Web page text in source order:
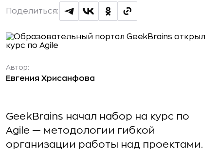
Поделиться:
Автор:
Евгения Хрисанфова
GeekBrains начал набор на курс по
Agile — методологии гибкой
организации работы над проектами.